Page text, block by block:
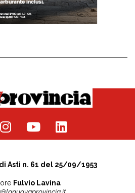
Asti n. 61 del 25/09/1953
Fulvio Lavina